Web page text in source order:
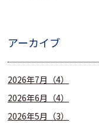
アーカイブ
2026年7月（4）
2026年6月（4）
2026年5月（3）